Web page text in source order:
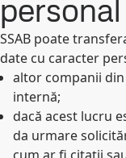
personal
SSAB poate
date cu caracter
altor companii
internă;
dacă acest lucru
da urmare